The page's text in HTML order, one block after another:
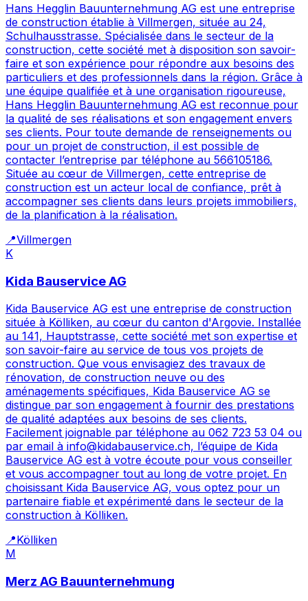
Hans Hegglin Bauunternehmung AG est une entreprise
de construction établie à Villmergen, située au 24,
Schulhausstrasse. Spécialisée dans le secteur de la
construction, cette société met à disposition son savoir-
faire et son expérience pour répondre aux besoins des
particuliers et des professionnels dans la région. Grâce à
une équipe qualifiée et à une organisation rigoureuse,
Hans Hegglin Bauunternehmung AG est reconnue pour
la qualité de ses réalisations et son engagement envers
ses clients. Pour toute demande de renseignements ou
pour un projet de construction, il est possible de
contacter l’entreprise par téléphone au 566105186.
Située au cœur de Villmergen, cette entreprise de
construction est un acteur local de confiance, prêt à
accompagner ses clients dans leurs projets immobiliers,
de la planification à la réalisation.
📍Villmergen
K
Kida Bauservice AG
Kida Bauservice AG est une entreprise de construction
située à Kölliken, au cœur du canton d'Argovie. Installée
au 141, Hauptstrasse, cette société met son expertise et
son savoir-faire au service de tous vos projets de
construction. Que vous envisagiez des travaux de
rénovation, de construction neuve ou des
aménagements spécifiques, Kida Bauservice AG se
distingue par son engagement à fournir des prestations
de qualité adaptées aux besoins de ses clients.
Facilement joignable par téléphone au 062 723 53 04 ou
par email à info@kidabauservice.ch, l’équipe de Kida
Bauservice AG est à votre écoute pour vous conseiller
et vous accompagner tout au long de votre projet. En
choisissant Kida Bauservice AG, vous optez pour un
partenaire fiable et expérimenté dans le secteur de la
construction à Kölliken.
📍Kölliken
M
Merz AG Bauunternehmung